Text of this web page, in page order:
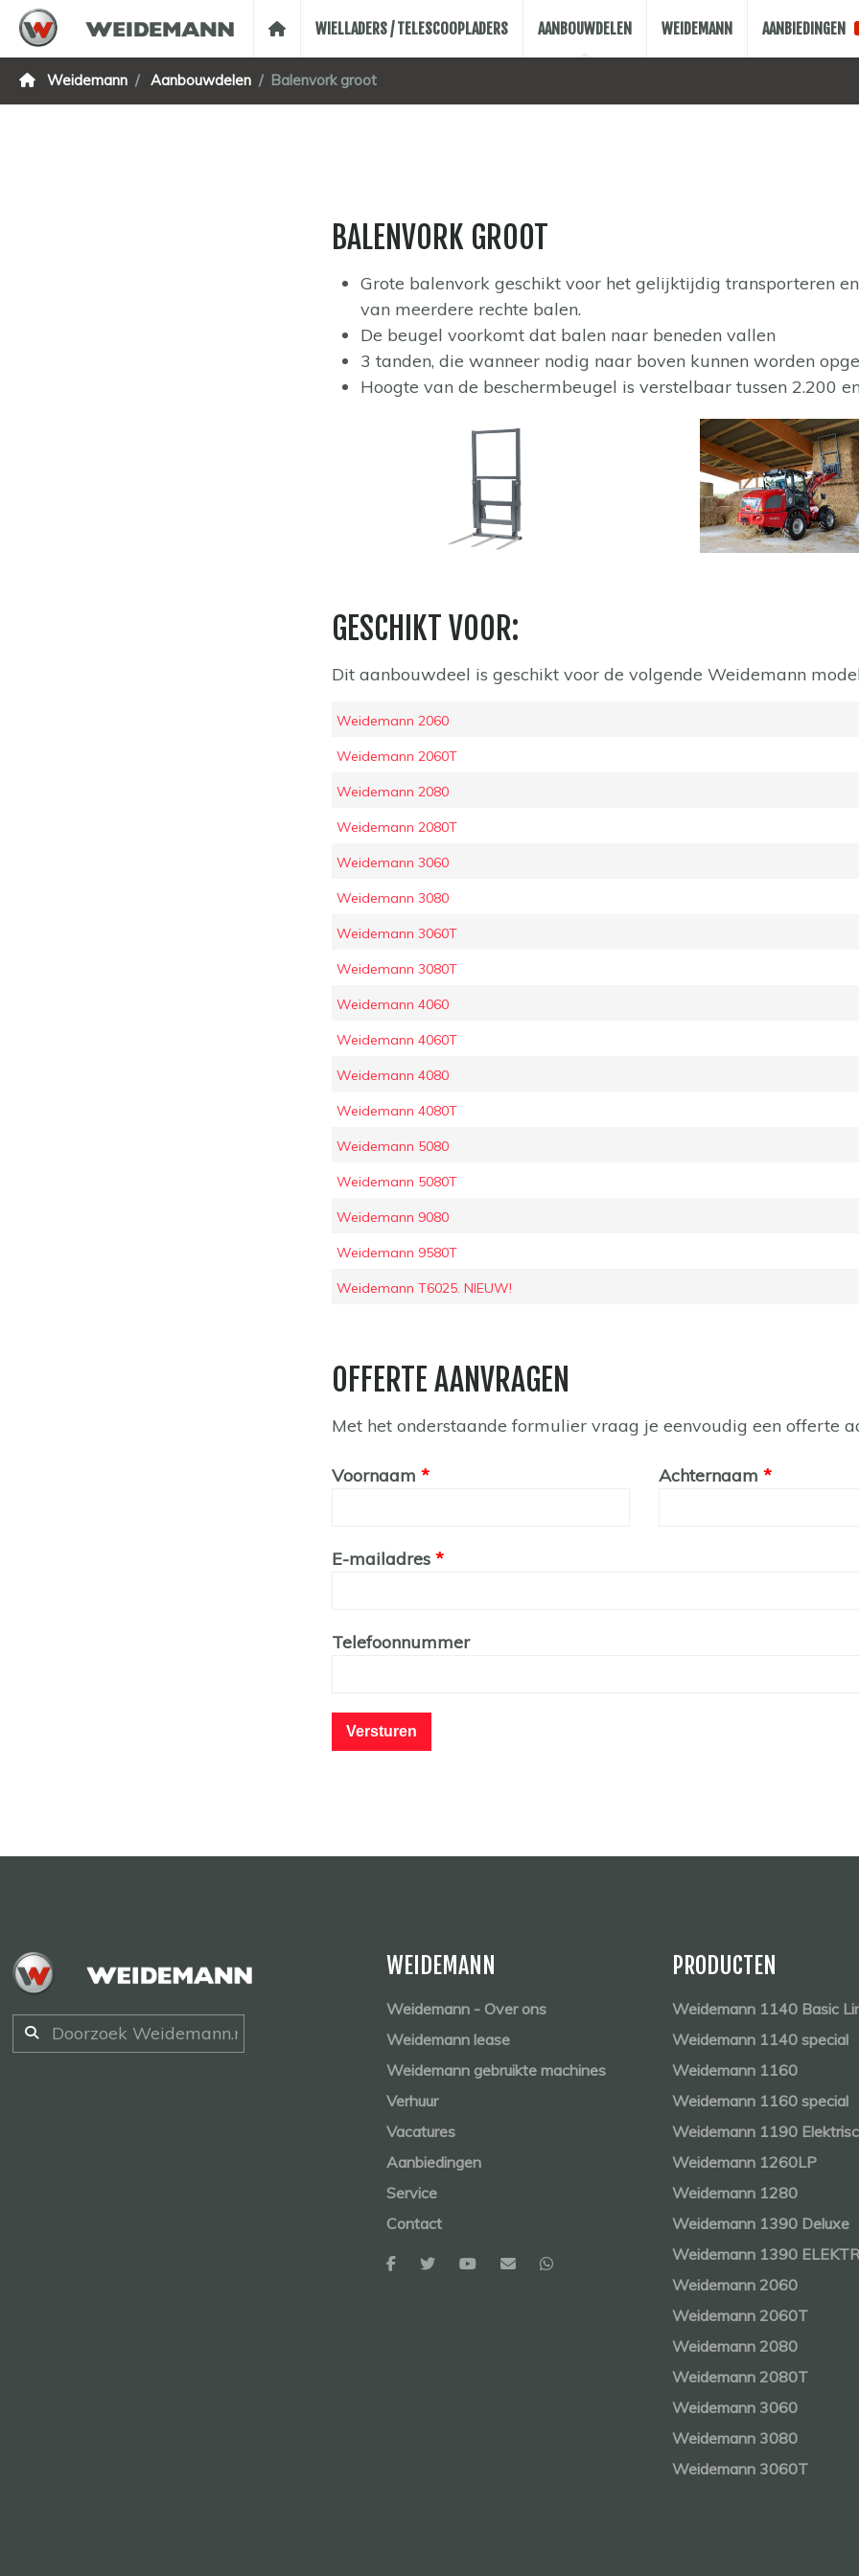
WIELLADERS / TELESCOOPLADERS AANBOUWDELEN WEIDEMANN AANBIEDINGEN
Weidemann Aanbouwdelen Balenvork groot
BALENVORK GROOT
Grote balenvork geschikt voor het gelijktijdig transporteren
van meerdere rechte balen.
De beugel voorkomt dat balen naar beneden vallen
3 tanden, die wanneer nodig naar boven kunnen worden
Hoogte van de beschermbeugel is verstelbaar tussen 2.200
GESCHIKT VOOR:
Dit aanbouwdeel is geschikt voor de volgende Weidemann
Weidemann 2060
Weidemann 2060T
Weidemann 2080
Weidemann 2080T
Weidemann 3060
Weidemann 3080
Weidemann 3060T
Weidemann 3080T
Weidemann 4060
Weidemann 4060T
Weidemann 4080
Weidemann 4080T
Weidemann 5080
Weidemann 5080T
Weidemann 9080
Weidemann 9580T
Weidemann T6025. NIEUW!
OFFERTE AANVRAGEN
Met het onderstaande formulier vraag je eenvoudig een offerte
Leave
Voornaam Achternaam
E-mailadres
Telefoonnummer
Versturen
WEIDEMANN
Weidemann - Over ons
Weidemann lease
Weidemann gebruikte machines
Verhuur
Vacatures
Aanbiedingen
Service
Contact
PRODUCTEN
Weidemann 1140 Basic
Weidemann 1140 special
Weidemann 1160
Weidemann 1160 special
Weidemann 1190
Weidemann 1260LP
Weidemann 1280
Weidemann 1390 Deluxe
Weidemann 1390
Weidemann 2060
Weidemann 2060T
Weidemann 2080
Weidemann 2080T
Weidemann 3060
Weidemann 3080
Weidemann 3060T